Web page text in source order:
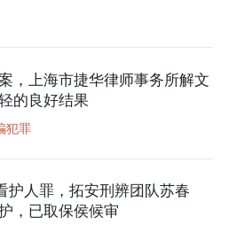
，上海市捷华律师事务所解文
的良好结果
犯罪
护人罪，拓安刑辨团队苏春
，已取保侯候审